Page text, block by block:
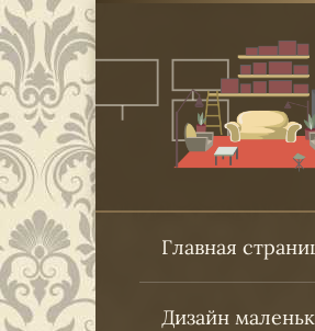
Перейти
к
контенту
Главная
Дизайн